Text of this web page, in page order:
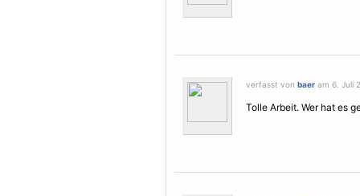
verfasst von baer am 6. Juli
Tolle Arbeit. Wer hat es